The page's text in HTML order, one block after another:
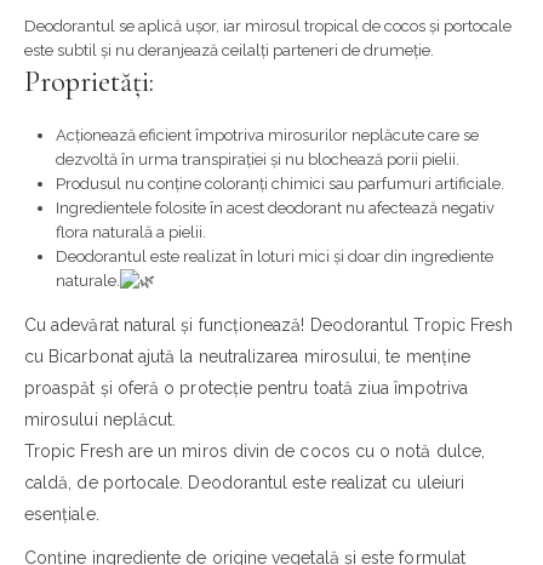
Deodorantul se aplică ușor, iar mirosul tropical de cocos și portocale
este subtil și nu deranjează ceilalți parteneri de drumeție.
Proprietăți:
Acționează eficient împotriva mirosurilor neplăcute care se
dezvoltă în urma transpirației și nu blochează porii pielii.
Produsul nu conține coloranți chimici sau parfumuri artificiale.
Ingredientele folosite în acest deodorant nu afectează negativ
flora naturală a pielii.
Deodorantul este realizat în loturi mici și doar din ingrediente
naturale.
Cu adevărat natural și funcționează! Deodorantul Tropic Fresh
cu Bicarbonat ajută la neutralizarea mirosului, te menține
proaspăt și oferă o protecție pentru toată ziua împotriva
mirosului neplăcut.
Tropic Fresh are un miros divin de cocos cu o notă dulce,
caldă, de portocale. Deodorantul este realizat cu uleiuri
esențiale.
Conține ingrediente de origine vegetală și este formulat